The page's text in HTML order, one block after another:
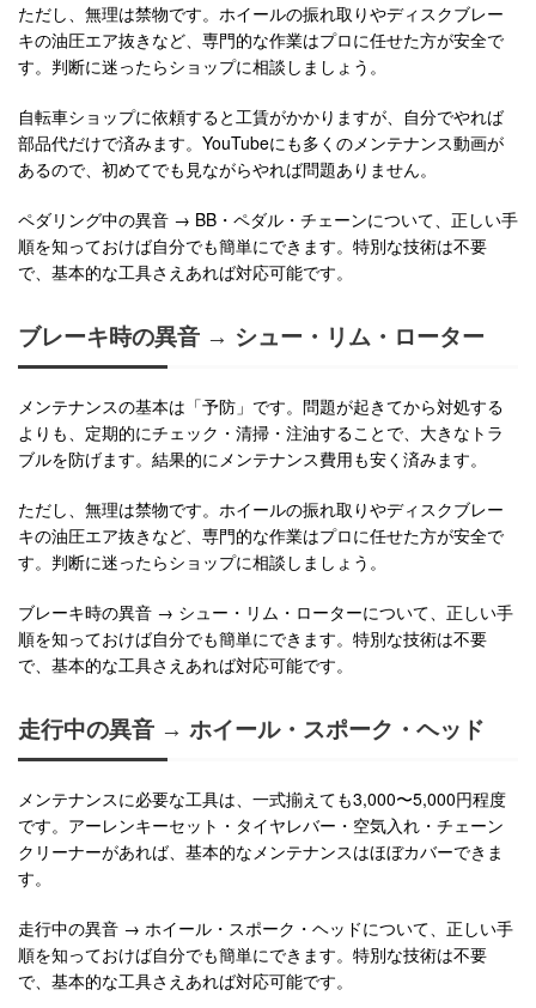
ただし、無理は禁物です。ホイールの振れ取りやディスクブレー
キの油圧エア抜きなど、専門的な作業はプロに任せた方が安全で
す。判断に迷ったらショップに相談しましょう。
自転車ショップに依頼すると工賃がかかりますが、自分でやれば
部品代だけで済みます。YouTubeにも多くのメンテナンス動画が
あるので、初めてでも見ながらやれば問題ありません。
ペダリング中の異音 → BB・ペダル・チェーンについて、正しい手
順を知っておけば自分でも簡単にできます。特別な技術は不要
で、基本的な工具さえあれば対応可能です。
ブレーキ時の異音 → シュー・リム・ローター
メンテナンスの基本は「予防」です。問題が起きてから対処する
よりも、定期的にチェック・清掃・注油することで、大きなトラ
ブルを防げます。結果的にメンテナンス費用も安く済みます。
ただし、無理は禁物です。ホイールの振れ取りやディスクブレー
キの油圧エア抜きなど、専門的な作業はプロに任せた方が安全で
す。判断に迷ったらショップに相談しましょう。
ブレーキ時の異音 → シュー・リム・ローターについて、正しい手
順を知っておけば自分でも簡単にできます。特別な技術は不要
で、基本的な工具さえあれば対応可能です。
走行中の異音 → ホイール・スポーク・ヘッド
メンテナンスに必要な工具は、一式揃えても3,000〜5,000円程度
です。アーレンキーセット・タイヤレバー・空気入れ・チェーン
クリーナーがあれば、基本的なメンテナンスはほぼカバーできま
す。
走行中の異音 → ホイール・スポーク・ヘッドについて、正しい手
順を知っておけば自分でも簡単にできます。特別な技術は不要
で、基本的な工具さえあれば対応可能です。